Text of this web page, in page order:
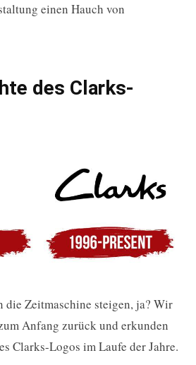
einen Hauch von
des Clarks-
die Zeitmaschine steigen, ja? Wir
Anfang zurück und erkunden
Clarks-Logos im Laufe der Jahre.